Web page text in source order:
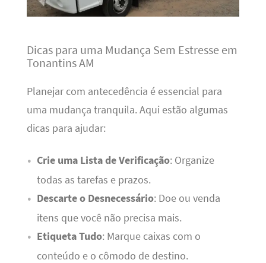
Dicas para uma Mudança Sem Estresse em
Tonantins AM
Planejar com antecedência é essencial para
uma mudança tranquila. Aqui estão algumas
dicas para ajudar:
Crie uma Lista de Verificação: Organize
todas as tarefas e prazos.
Descarte o Desnecessário: Doe ou venda
itens que você não precisa mais.
Etiqueta Tudo: Marque caixas com o
conteúdo e o cômodo de destino.